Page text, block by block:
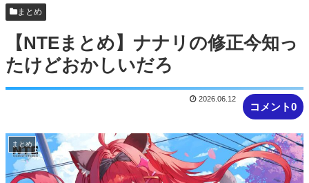
まとめ
【NTEまとめ】ナナリの修正今知っ
たけどおかしいだろ
コメント0
2026.06.12
まとめ